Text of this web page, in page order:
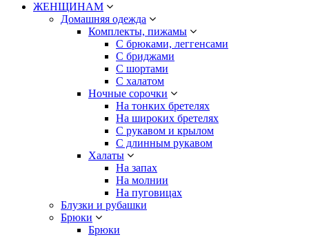
ЖЕНЩИНАМ
Домашняя одежда
Комплекты, пижамы
С брюками, леггенсами
С бриджами
С шортами
С халатом
Ночные сорочки
На тонких бретелях
На широких бретелях
С рукавом и крылом
С длинным рукавом
Халаты
На запах
На молнии
На пуговицах
Блузки и рубашки
Брюки
Брюки